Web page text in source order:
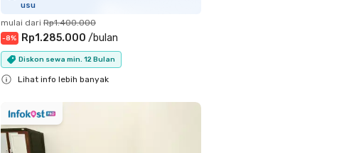
usu
mulai dari Rp1.400.000
-8% Rp1.285.000 /bulan
Diskon sewa min. 12 Bulan
Lihat info lebih banyak